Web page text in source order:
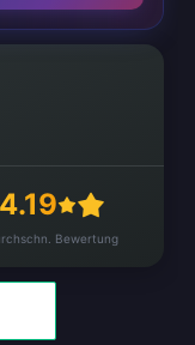
4.19
Bewertung